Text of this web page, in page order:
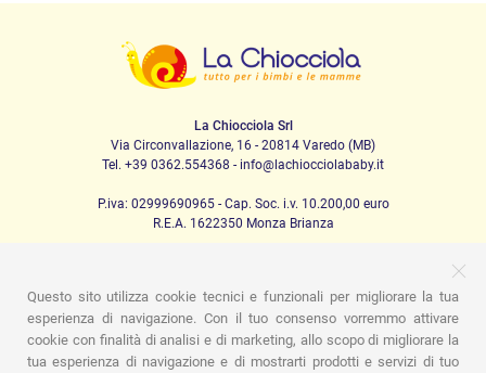
La Chiocciola Srl
Via Circonvallazione, 16 - 20814 Varedo (MB)
Tel. +39 0362.554368 - info@lachiocciolababy.it
P.iva: 02999690965 - Cap. Soc. i.v. 10.200,00 euro
R.E.A. 1622350 Monza Brianza
PRODOTTI
Passeggio
Seggiolini Auto A casa Pappa
Nanna
Igiene
Mamma e bebè Abbigliamento Gioco Gift card
Questo sito utilizza cookie tecnici e funzionali per migliorare la tua
esperienza di navigazione. Con il tuo consenso vorremmo attivare
cookie con finalità di analisi e di marketing, allo scopo di migliorare la
tua esperienza di navigazione e di mostrarti prodotti e servizi di tuo